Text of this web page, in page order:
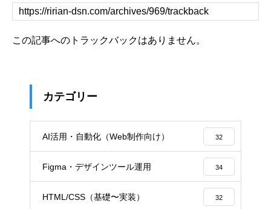
この記事へのトラックバックはありません。
カテゴリー
AI活用・自動化（Web制作向け） 32
Figma・デザインツール運用 34
HTML/CSS（基礎〜実装） 32